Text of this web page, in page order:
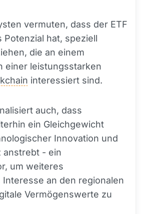
vermuten, dass der ETF
Potenzial hat, speziell
die an einem
einer leistungsstarken
interessiert sind.
auch, dass
ein Gleichgewicht
Innovation und
anstrebt - ein
um weiteres
an den regionalen
Vermögenswerte zu